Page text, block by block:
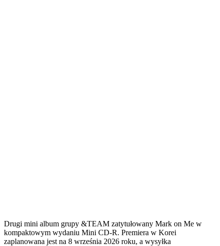
Drugi mini album grupy &TEAM zatytułowany Mark on Me w
kompaktowym wydaniu Mini CD-R. Premiera w Korei
zaplanowana jest na 8 września 2026 roku, a wysyłka